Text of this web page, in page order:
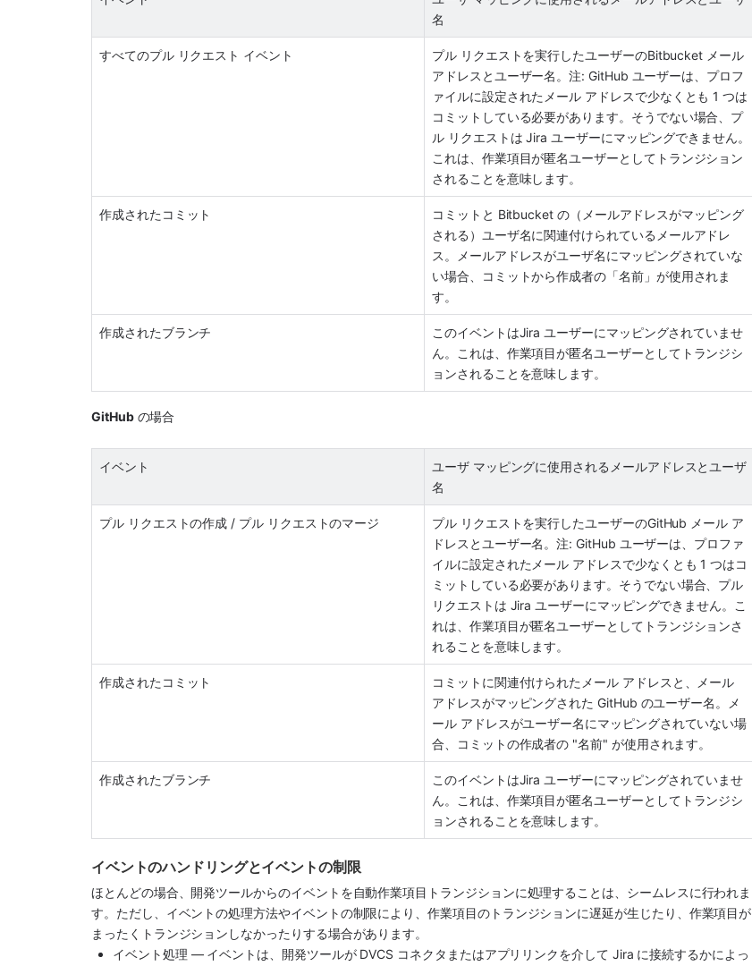
名
すべてのプル リクエスト イベント
プル リクエストを実行したユーザーのBitbucket メール
アドレスとユーザー名。注: GitHub ユーザーは、プロフ
ァイルに設定されたメール アドレスで少なくとも 1 つは
コミットしている必要があります。そうでない場合、プ
ル リクエストは Jira ユーザーにマッピングできません。
これは、作業項目が匿名ユーザーとしてトランジション
されることを意味します。
作成されたコミット
コミットと Bitbucket の（メールアドレスがマッピング
される）ユーザ名に関連付けられているメールアドレ
ス。メールアドレスがユーザ名にマッピングされていな
い場合、コミットから作成者の「名前」が使用されま
す。
作成されたブランチ
このイベントはJira ユーザーにマッピングされていませ
ん。これは、作業項目が匿名ユーザーとしてトランジシ
ョンされることを意味します。
GitHub の場合
イベント
ユーザ マッピングに使用されるメールアドレスとユーザ
名
プル リクエストの作成 / プル リクエストのマージ
プル リクエストを実行したユーザーのGitHub メール ア
ドレスとユーザー名。注: GitHub ユーザーは、プロファ
イルに設定されたメール アドレスで少なくとも 1 つはコ
ミットしている必要があります。そうでない場合、プル
リクエストは Jira ユーザーにマッピングできません。こ
れは、作業項目が匿名ユーザーとしてトランジションさ
れることを意味します。
作成されたコミット
コミットに関連付けられたメール アドレスと、メール
アドレスがマッピングされた GitHub のユーザー名。メ
ール アドレスがユーザー名にマッピングされていない場
合、コミットの作成者の "名前" が使用されます。
作成されたブランチ
このイベントはJira ユーザーにマッピングされていませ
ん。これは、作業項目が匿名ユーザーとしてトランジシ
ョンされることを意味します。
イベントのハンドリングとイベントの制限
ほとんどの場合、開発ツールからのイベントを自動作業項目トランジションに処理することは、シームレスに行われま
す。ただし、イベントの処理方法やイベントの制限により、作業項目のトランジションに遅延が生じたり、作業項目が
まったくトランジションしなかったりする場合があります。
イベント処理 — イベントは、開発ツールが DVCS コネクタまたはアプリリンクを介して Jira に接続するかによっ